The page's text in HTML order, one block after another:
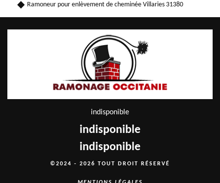
Ramoneur pour enlèvement de cheminée Villaries 31380
indisponible
indisponible
indisponible
©2024 - 2026 TOUT DROIT RÉSERVÉ